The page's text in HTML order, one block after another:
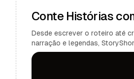
Conte Histórias
Desde escrever o roteiro até
narração e legendas,